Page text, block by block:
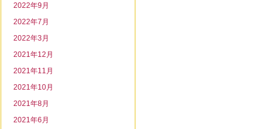
2022年9月
2022年7月
2022年3月
2021年12月
2021年11月
2021年10月
2021年8月
2021年6月